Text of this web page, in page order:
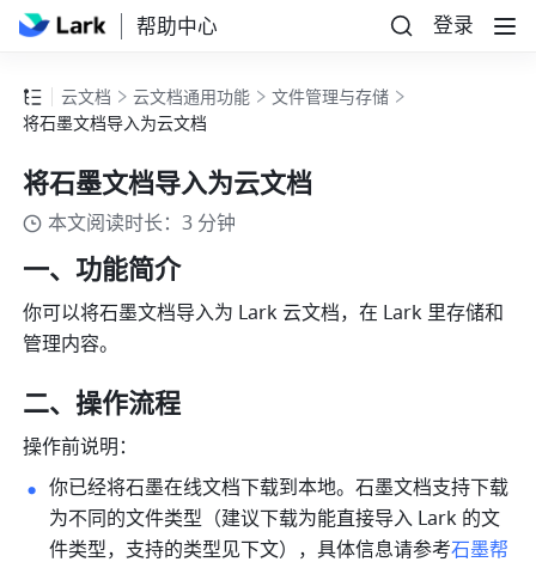
帮助中心 登录
云文档 云文档通用功能
文件管理与存储
将石墨文档导入为云文档
将石墨文档导入为云文档
本文阅读时长：3 分钟
一、功能简介
你可以将石墨文档导入为 Lark 云文档，在 Lark 里存储和
管理内容。
二、操作流程
操作前说明：
你已经将石墨在线文档下载到本地。石墨文档支持下载
为不同的文件类型（建议下载为能直接导入 Lark 的文
件类型，支持的类型见下文），具体信息请参考石墨帮